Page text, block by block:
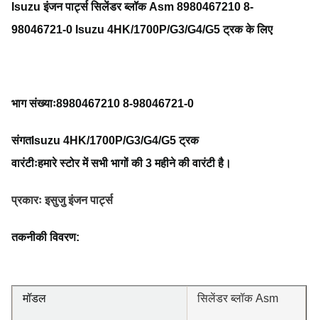
Isuzu इंजन पार्ट्स सिलेंडर ब्लॉक Asm 8980467210 8-
98046721-0 Isuzu 4HK/1700P/G3/G4/G5 ट्रक के लिए
भाग संख्याः8980467210 8-98046721-0
संगतIsuzu 4HK/1700P/G3/G4/G5 ट्रक
वारंटीःहमारे स्टोर में सभी भागों की 3 महीने की वारंटी है।
प्रकारः इसुजु इंजन पार्ट्स
तकनीकी विवरण:
मॉडल सिलेंडर ब्लॉक Asm